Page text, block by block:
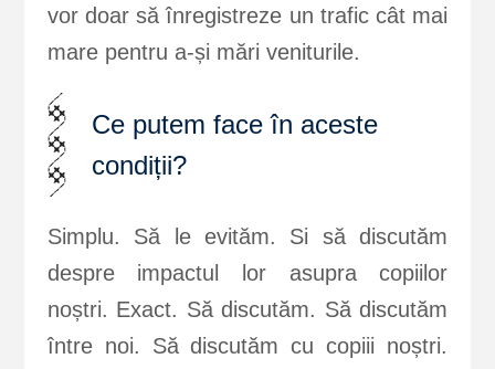
vor doar să înregistreze un trafic cât mai
mare pentru a-și mări veniturile.
Ce putem face în aceste
condiții?
Simplu. Să le evităm. Si să discutăm
despre impactul lor asupra copiilor
noștri. Exact. Să discutăm. Să discutăm
între noi. Să discutăm cu copiii noștri.